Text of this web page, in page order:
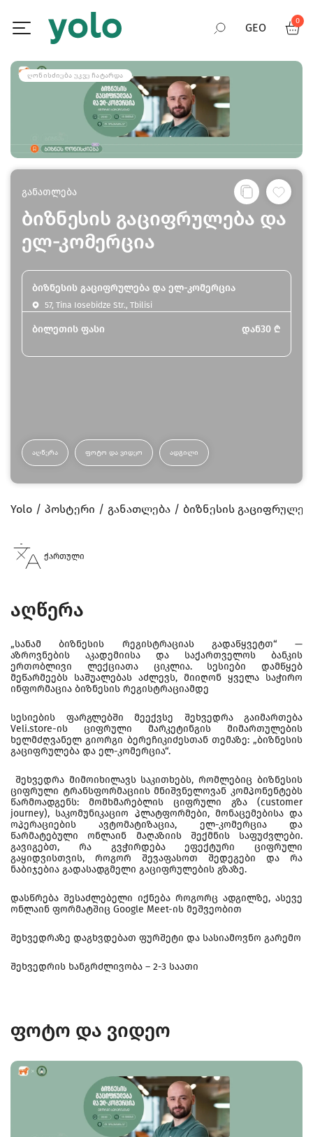
GEO
0
ᲦᲝᲜᲘᲡᲫᲘᲔᲑᲐ ᲣᲙᲕᲔ ᲩᲐᲢᲐᲠᲓᲐ
განათლება
ბიზნესის გაციფრულება და
ელ-კომერცია
ბიზნესის გაციფრულება და ელ-კომერცია
57, Tina Iosebidze Str., Tbilisi
ბილეთის ფასი დან30 ₾
ᲐᲦᲬᲔᲠᲐ ᲤᲝᲢᲝ ᲓᲐ ᲕᲘᲓᲔᲝ ᲐᲓᲒᲘᲚᲘ
Yolo პოსტერი განათლება ბიზნესის
ქართული
აღწერა
„სანამ ბიზნესის რეგისტრაციას გადაწყვეტთ“ —
აზროვნების აკადემიისა და საქართველოს ბანკის
ერთობლივი ლექციათა ციკლია. სესიები დამწყებ
მეწარმეებს საშუალებას აძლევს, მიიღონ ყველა საჭირო
ინფორმაცია ბიზნესის რეგისტრაციამდე
სესიების ფარგლებში მეექვსე შეხვედრა გაიმართება
Veli.store-ის ციფრული მარკეტინგის მიმართულების
ხელმძღვანელ გიორგი ბერეჩიკიძესთან თემაზე: „ბიზნესის
გაციფრულება და ელ-კომერცია“.
შეხვედრა მიმოიხილავს საკითხებს, რომლებიც ბიზნესის
ციფრული ტრანსფორმაციის მნიშვნელოვან კომპონენტებს
წარმოადგენს: მომხმარებლის ციფრული გზა (customer
journey), საკომუნიკაციო პლატფორმები, მონაცემებისა და
ოპერაციების ავტომატიზაცია, ელ-კომერცია და
წარმატებული ონლაინ მაღაზიის შექმნის საფუძვლები.
გავიგებთ, რა გვჭირდება ეფექტური ციფრული
გაყიდვისთვის, როგორ შევაფასოთ შედეგები და რა
ნაბიჯებია გადასადგმელი გაციფრულების გზაზე.
დასწრება შესაძლებელი იქნება როგორც ადგილზე, ასევე
ონლაინ ფორმატშიც Google Meet-ის მეშვეობით
შეხვედრაზე დაგხვდებათ ფურშეტი და სასიამოვნო გარემო
შეხვედრის ხანგრძლივობა – 2-3 საათი
ფოტო და ვიდეო